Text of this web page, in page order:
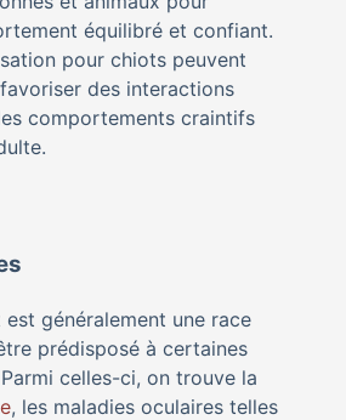
équilibré et confiant.
pour chiots peuvent
des interactions
comportements craintifs
généralement une race
prédisposé à certaines
celles-ci, on trouve la
, les maladies oculaires telles